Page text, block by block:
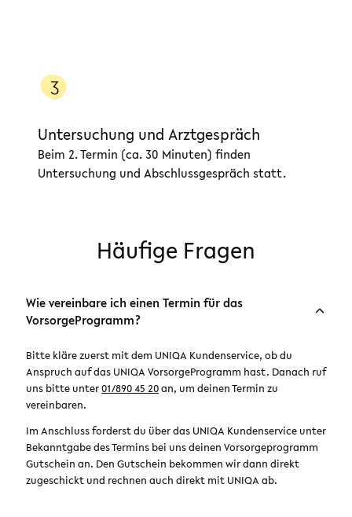
Untersuchung und Arztgespräch
Beim 2. Termin (ca. 30 Minuten) finden
Untersuchung und Abschlussgespräch statt.
Häufige Fragen
Wie vereinbare ich einen Termin für das
VorsorgeProgramm?
Bitte kläre zuerst mit dem UNIQA Kundenservice, ob du
Anspruch auf das UNIQA VorsorgeProgramm hast. Danach ruf
uns bitte unter01/890 45 20an, um deinen Termin zu
vereinbaren.
Im Anschluss forderst du über das UNIQA Kundenservice unter
Bekanntgabe des Termins bei uns deinen Vorsorgeprogramm
Gutschein an. Den Gutschein bekommen wir dann direkt
zugeschickt und rechnen auch direkt mit UNIQA ab.